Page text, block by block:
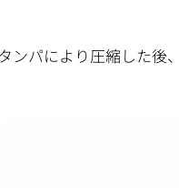
ンパにより圧縮した後